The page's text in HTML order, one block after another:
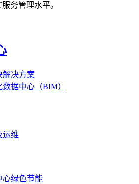
务管理水平。
解决方案
据中心（BIM）
运维
心绿色节能